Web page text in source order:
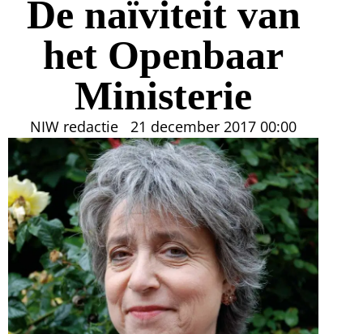
De naïviteit van
het Openbaar
Ministerie
NIW redactie 21 december 2017 00:00